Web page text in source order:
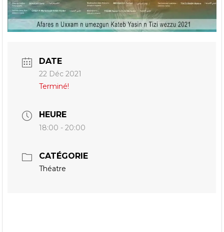
DATE
22 Déc 2021
Terminé!
HEURE
18:00 - 20:00
CATÉGORIE
Théatre